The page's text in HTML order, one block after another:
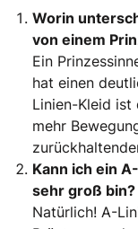
Worin
von einem
Ein
hat einen
Linien-Kleid
mehr
Kann ich ein
sehr groß bin?
Natürlich! A-